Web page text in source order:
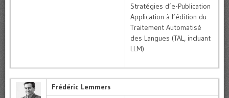
Stratégies d’e-Publication
Application à l’édition du
Traitement Automatisé
des Langues (TAL, incluant
LLM)
Frédéric Lemmers